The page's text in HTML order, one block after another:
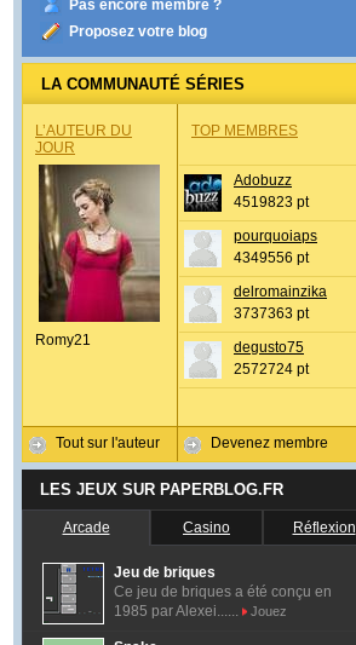
Pas encore membre ?
Proposez votre blog
LA COMMUNAUTÉ SÉRIES
L’AUTEUR DU
JOUR
Romy21
Tout sur l'auteur
TOP MEMBRES
Adobuzz
4519823 pt
pourquoiaps
4349556 pt
delromainzika
3737363 pt
degusto75
2572724 pt
Devenez membre
LES JEUX SUR PAPERBLOG.FR
Arcade Casino Réflexion
Jeu de briques
Ce jeu de briques a été conçu en
1985 par Alexei......
Jouez